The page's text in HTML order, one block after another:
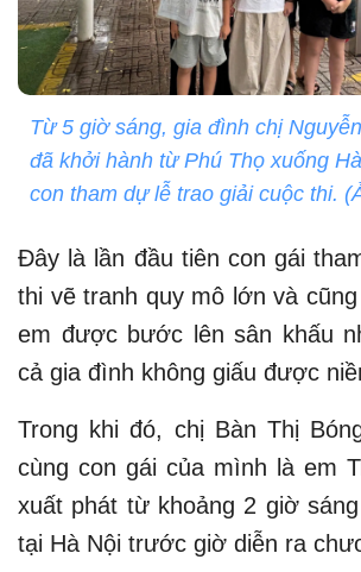
Từ 5 giờ sáng, gia đình chị
đã khởi hành từ Phú Thọ xuống
con tham dự lễ trao giải cuộc thi.
Đây là lần đầu tiên con gái
thi vẽ tranh quy mô lớn và
em được bước lên sân khấu
cả gia đình không giấu được
Trong khi đó, chị Bàn Thị
cùng con gái của mình là em
xuất phát từ khoảng 2 giờ
tại Hà Nội trước giờ diễn ra